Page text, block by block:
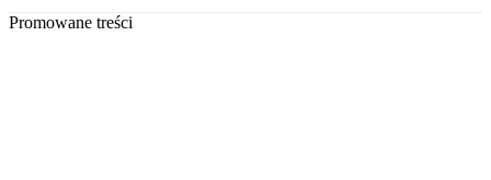
Promowane treści